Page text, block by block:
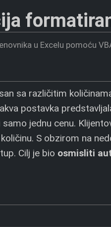
u Excelu pomoću
sa različitim
postavka
jednu cenu.
S obzirom na
Cilj je bio osmisliti